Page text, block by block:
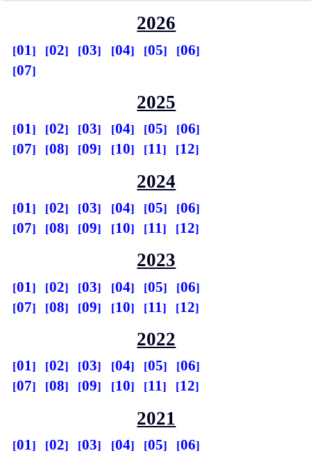
2026
01 02 03 04 05
06
07
2025
01 02 03 04 05
06
07
08 09 10 11 12
2024
01 02 03 04 05
06
07
08 09 10 11 12
2023
01 02 03 04 05
06
07
08 09 10 11 12
2022
01 02 03 04 05
06
07
08 09 10 11 12
2021
01 02 03 04 05
06